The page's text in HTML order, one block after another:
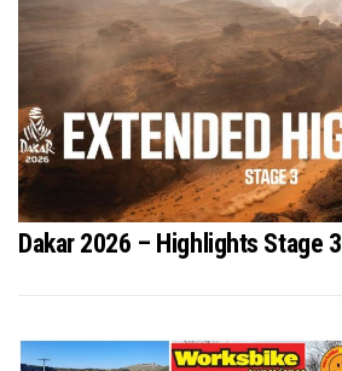
Dakar 2026 – Highlights Stage 3